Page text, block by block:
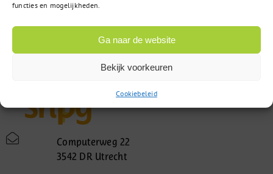
functies en mogelijkheden.
Ga naar de website
Bekijk voorkeuren
Cookiebeleid
Computerweg 22
3542 DR Utrecht